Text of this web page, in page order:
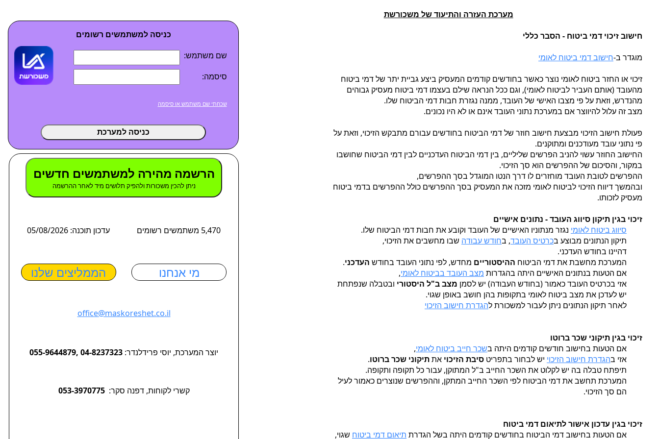
מערכת העזרה והתיעוד של משכורשת
חישוב זיכוי דמי ביטוח - הסבר כללי
מוגדר ב-חישוב דמי ביטוח לאומי
זיכוי או החזר ביטוח לאומי נוצר כאשר בחודשים קודמים המעסיק ביצע גביית יתר של דמי ביטוח
מהעובד (אותם העביר לביטוח לאומי), וגם ככל הנראה שילם בעצמו דמי ביטוח מעסיק גבוהים
מהנדרש, וזאת על פי מצבו האישי של העובד, ממנה נגזרת חבות דמי הביטוח שלו.
מצב זה עלול להיווצר אם במערכת נתוני העובד אינם או לא היו נכונים.
פעולת חישוב הזיכוי מבצעת חישוב חוזר של דמי הביטוח בחודשים עבורם מתבקש הזיכוי, וזאת על
פי נתוני עובד מעודכנים ומתוקנים.
החישוב החוזר עשוי להניב הפרשים שליליים, בין דמי הביטוח העדכניים לבין דמי הביטוח שחושבו
במקור, והסיכום של ההפרשים הוא סך הזיכוי.
ההפרשים לטובת העובד מוחזרים לו דרך הנטו המוגדל בסך ההפרשים,
ובהמשך דיווח הזיכוי לביטוח לאומי מזכה את המעסיק בסך ההפרשים כולל ההפרשים בדמי ביטוח
מעסיק לזכותו.
זיכוי בגין תיקון סיווג העובד - נתונים אישיים
סיווג ביטוח לאומי נגזר מנתוניו האישיים של העובד וקובע את חבות דמי הביטוח שלו.
תיקון הנתונים מבוצע בכרטיס העובד, בחודש עבודה שבו מחשבים את הזיכוי,
דהיינו בחודש העדכני.
המערכת מחשבת את דמי הביטוח ההיסטוריים מחדש, לפי נתוני העובד בחודש העדכני.
אם הטעות בנתונים האישיים היתה בהגדרות מצב העובד בביטוח לאומי,
אזי בכרטיס העובד כאמור (בחודש העבודה) יש לסמן מצב ב"ל היסטורי ובטבלה שנפתחת
יש לעדכן את מצב ביטוח לאומי בתקופות בהן חושב באופן שגוי.
לאחר תיקון הנתונים ניתן לעבור למשכורת להגדרת חישוב הזיכוי
זיכוי בגין תיקוני שכר ברוטו
אם הטעות בחישוב חודשים קודמים היתה בשכר חייב ביטוח לאומי,
אזי בהגדרת חישוב הזיכוי יש לבחור בתפריט סיבת הזיכוי אתתיקוני שכר ברוטו.
תיפתח טבלה בה יש לקלוט את השכר החייב ב"ל המתוקן, עבור כל תקופה ותקופה.
המערכת תחשב את דמי הביטוח לפי השכר החייב המתקן, וההפרשים שנוצרים כאמור לעיל
הם סך הזיכוי.
זיכוי בגין עדכון אישור לתיאום דמי ביטוח
אם הטעות בחישוב דמי הביטוח בחודשים קודמים היתה בשל הגדרת תיאום דמי ביטוח שגוי,
כניסה למשתמשים רשומים
שם משתמש:
סיסמה:
שכחתי שם משתמש או סיסמה
כניסה למערכת
הרשמה מהירה למשתמשים חדשים
ניתן להכין משכורות ולהפיק תלושים מיד לאחר ההרשמה
5,470 משתמשים רשומים עדכון תוכנה: 05/08/2026
מי אנחנו הממליצים שלנו
office@maskoreshet.co.il
יוצר המערכת, יוסי פרידלנדר: 055-9644879, 04-8237323
קשרי לקוחות, דפנה סקר:053-3970775